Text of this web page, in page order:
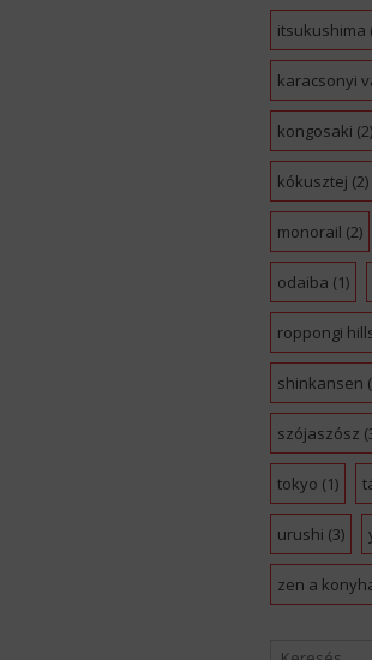
itsukushima
karacsonyi
kongosaki (2)
kókusztej (2)
monorail (2)
odaiba (1)
roppongi
shinkansen
szójaszósz
tokyo (1)
urushi (3)
zen a